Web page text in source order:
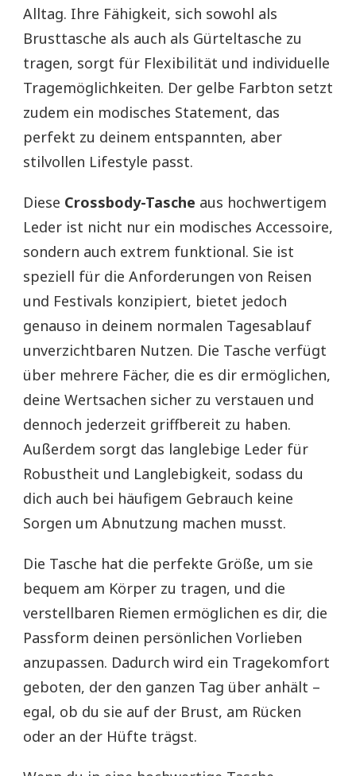
Alltag. Ihre Fähigkeit, sich sowohl als
Brusttasche als auch als Gürteltasche zu
tragen, sorgt für Flexibilität und individuelle
Tragemöglichkeiten. Der gelbe Farbton setzt
zudem ein modisches Statement, das
perfekt zu deinem entspannten, aber
stilvollen Lifestyle passt.
Diese Crossbody-Tasche aus hochwertigem
Leder ist nicht nur ein modisches Accessoire,
sondern auch extrem funktional. Sie ist
speziell für die Anforderungen von Reisen
und Festivals konzipiert, bietet jedoch
genauso in deinem normalen Tagesablauf
unverzichtbaren Nutzen. Die Tasche verfügt
über mehrere Fächer, die es dir ermöglichen,
deine Wertsachen sicher zu verstauen und
dennoch jederzeit griffbereit zu haben.
Außerdem sorgt das langlebige Leder für
Robustheit und Langlebigkeit, sodass du
dich auch bei häufigem Gebrauch keine
Sorgen um Abnutzung machen musst.
Die Tasche hat die perfekte Größe, um sie
bequem am Körper zu tragen, und die
verstellbaren Riemen ermöglichen es dir, die
Passform deinen persönlichen Vorlieben
anzupassen. Dadurch wird ein Tragekomfort
geboten, der den ganzen Tag über anhält –
egal, ob du sie auf der Brust, am Rücken
oder an der Hüfte trägst.